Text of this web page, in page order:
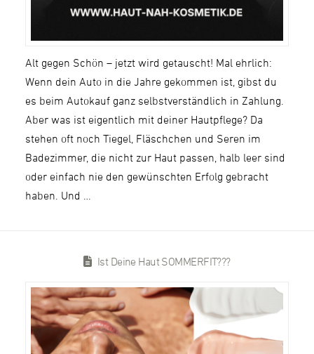
Alt gegen Schön – jetzt wird getauscht! Mal ehrlich:
Wenn dein Auto in die Jahre gekommen ist, gibst du
es beim Autokauf ganz selbstverständlich in Zahlung.
Aber was ist eigentlich mit deiner Hautpflege? Da
stehen oft noch Tiegel, Fläschchen und Seren im
Badezimmer, die nicht zur Haut passen, halb leer sind
oder einfach nie den gewünschten Erfolg gebracht
haben. Und …
Ist Deine Haut SOMMERFIT???